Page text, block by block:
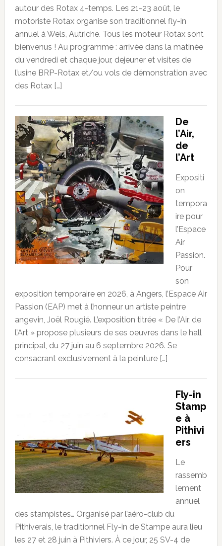
autour des Rotax 4-temps. Les 21-23 août, le
motoriste Rotax organise son traditionnel fly-in
annuel à Wels, Autriche. Tous les moteur Rotax sont
bienvenus ! Au programme : arrivée dans la matinée
du vendredi et chaque jour, dejeuner et visites de
l’usine BRP-Rotax et/ou vols de démonstration avec
des Rotax […]
De
l’Air,
de
l’Art
Expositi
on
tempora
ire pour
l’Espace
Air
Passion.
Pour
son
exposition temporaire en 2026, à Angers, l’Espace Air
Passion (EAP) met à l’honneur un artiste peintre
angevin, Joël Rougié. L’exposition titrée « De l’Air, de
l’Art » propose plusieurs de ses oeuvres dans le hall
principal, du 27 juin au 6 septembre 2026. Se
consacrant exclusivement à la peinture […]
Fly-in
Stamp
e à
Pithivi
ers
Le
rassemb
lement
annuel
des stampistes… Organisé par l’aéro-club du
Pithiverais, le traditionnel Fly-in de Stampe aura lieu
les 27 et 28 juin à Pithiviers. À ce jour, 25 SV-4 de